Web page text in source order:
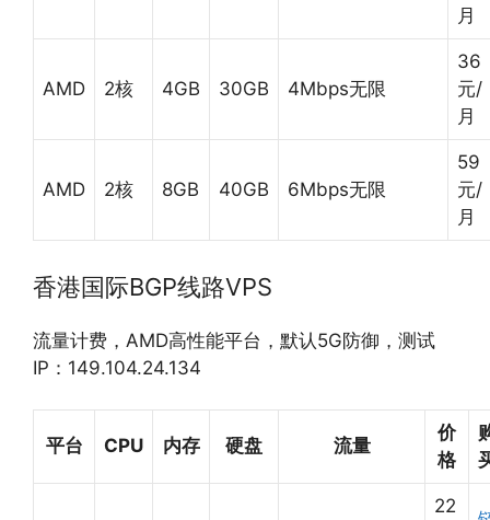
月
AMD 2核 4GB 30GB 4Mbps无限
36
元/
月
AMD 2核 8GB 40GB 6Mbps无限
59
元/
月
香港国际BGP线路VPS
流量计费，AMD高性能平台，默认5G防御，测试
IP：149.104.24.134
平台 CPU 内存 硬盘 流量
价
格
22